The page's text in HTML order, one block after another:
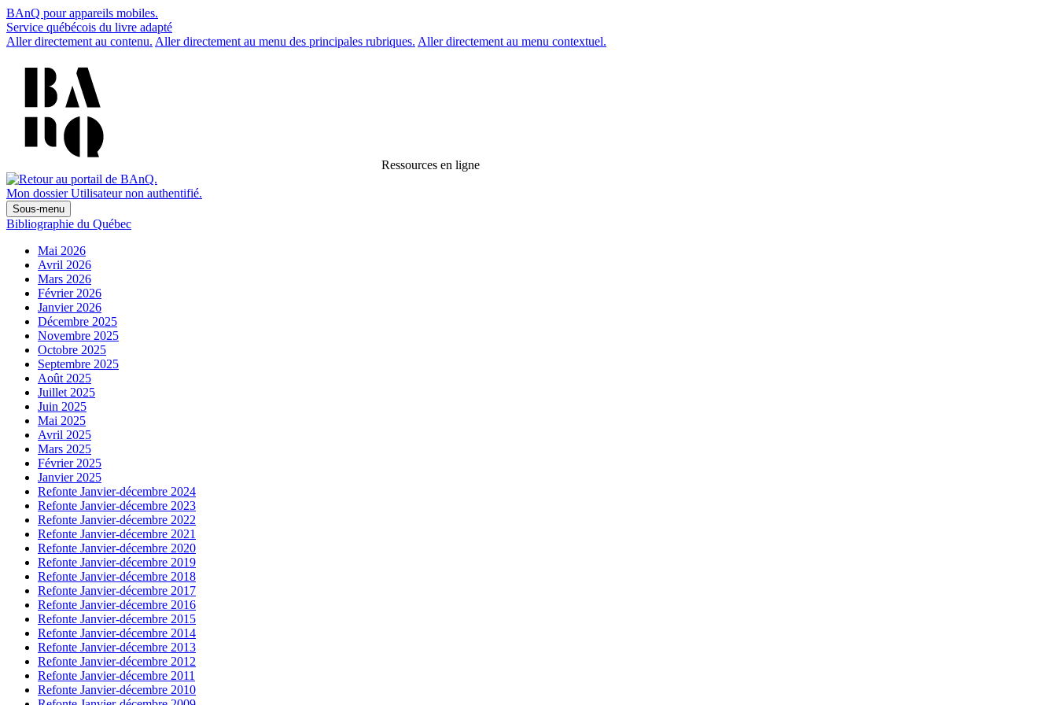
BAnQ pour appareils mobiles.
Service québécois du livre adapté
Aller directement au contenu. Aller directement au menu des principales rubriques. Aller directement au menu contextuel.
Ressources en ligne
Mon dossier Utilisateur non authentifié.
Sous-menu
Bibliographie du Québec
Mai 2026
Avril 2026
Mars 2026
Février 2026
Janvier 2026
Décembre 2025
Novembre 2025
Octobre 2025
Septembre 2025
Août 2025
Juillet 2025
Juin 2025
Mai 2025
Avril 2025
Mars 2025
Février 2025
Janvier 2025
Refonte Janvier-décembre 2024
Refonte Janvier-décembre 2023
Refonte Janvier-décembre 2022
Refonte Janvier-décembre 2021
Refonte Janvier-décembre 2020
Refonte Janvier-décembre 2019
Refonte Janvier-décembre 2018
Refonte Janvier-décembre 2017
Refonte Janvier-décembre 2016
Refonte Janvier-décembre 2015
Refonte Janvier-décembre 2014
Refonte Janvier-décembre 2013
Refonte Janvier-décembre 2012
Refonte Janvier-décembre 2011
Refonte Janvier-décembre 2010